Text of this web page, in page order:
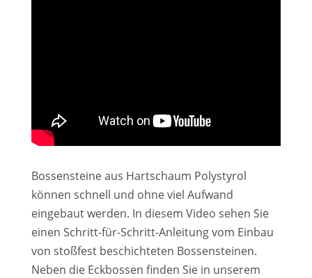
Bossensteine aus Hartschaum Polystyrol
können schnell und ohne viel Aufwand
eingebaut werden. In diesem Video sehen Sie
einen Schritt-für-Schritt-Anleitung vom Einbau
von stoßfest beschichteten Bossensteinen.
Neben die Eckbossen finden Sie in unserem